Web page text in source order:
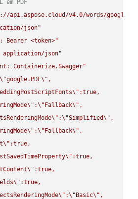
em PDF
api.aspose.cloud/v4.0/words/
json"
Bearer <token>"
application/json"
Containerize.Swagger"
\"google.PDF\" ,
\" :true,
\" :\" Fallback\" ,
\" :\"Simplified\" ,
\" :\" Fallback\" ,
\" :true,
\" :true,
\" :true,
\" :true,
\" :\" Basic\" ,